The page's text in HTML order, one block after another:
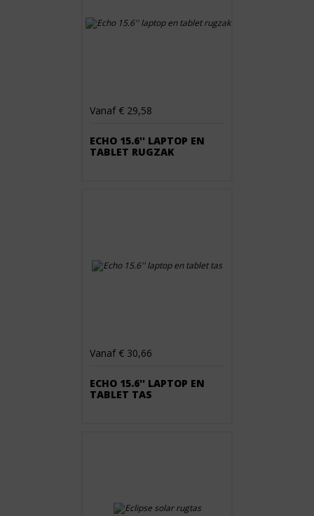
Vanaf € 29,58
ECHO 15.6'' LAPTOP EN
TABLET RUGZAK
Vanaf € 30,66
ECHO 15.6'' LAPTOP EN
TABLET TAS